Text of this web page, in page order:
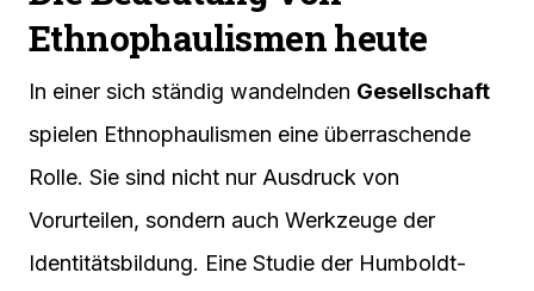
Ethnophaulismen heute
In einer sich ständig wandelnden Gesellschaft
spielen Ethnophaulismen eine überraschende
Rolle. Sie sind nicht nur Ausdruck von
Vorurteilen, sondern auch Werkzeuge der
Identitätsbildung. Eine Studie der Humboldt-